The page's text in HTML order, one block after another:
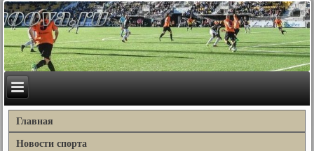
Главная
Новости спорта